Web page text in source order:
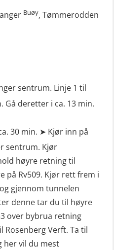
FF48 repetisjon
m/E-læring
m/E-læring
(OSEBLE007)
m/E-læring
(OSEBLE004)
m/E-læring
(OSEBLE005)
livbåt –
repetisjon
for
fartstid 66 t
ansatte på
sikringsplikter
– Webinar (LSP103)
(ORC104)
(MBS100)
Buøy, Tømmerodden
sentrum. Linje 1 til
Gå deretter i ca. 13 min.
30 min. ➤ Kjør inn på
sentrum. Kjør
høyre retning til
på Rv509. Kjør rett frem i
gjennom tunnelen
denne tar du til høyre
over bybrua retning
Rosenberg Verft. Ta til
her vil du mest